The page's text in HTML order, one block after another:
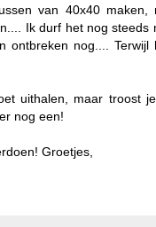
van 40x40 maken,
Ik durf het nog steeds
ontbreken nog....
uithalen, maar troost
nog een!
Groetjes,